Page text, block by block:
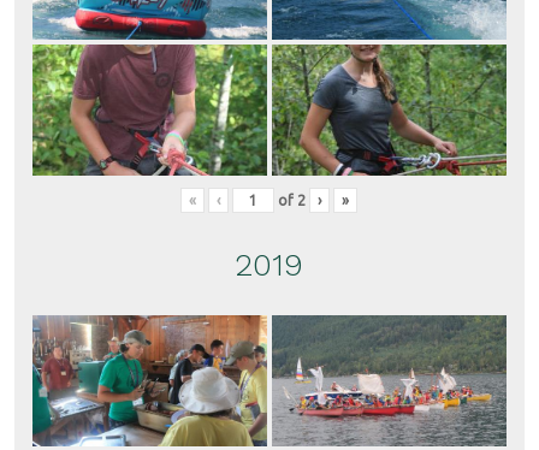
« ‹ of 2 › »
2019